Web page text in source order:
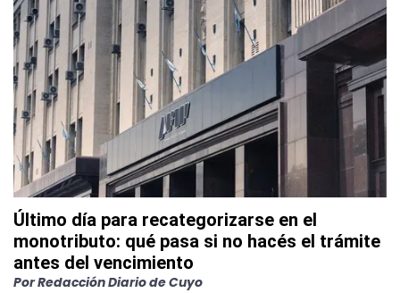
Último día para recategorizarse en el
monotributo: qué pasa si no hacés el trámite
antes del vencimiento
PorRedacción Diario de Cuyo